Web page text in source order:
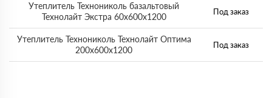
Утеплитель Технониколь базальтовый
Технолайт Экстра 60х600х1200
Под заказ
Утеплитель Технониколь Технолайт Оптима
200х600х1200
Под заказ